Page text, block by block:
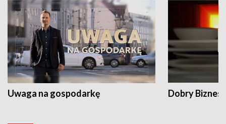
Uwaga na gospodarkę Dobry Biznes